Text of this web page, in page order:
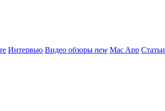
Интервью Видео обзоры new Mac App Статьи